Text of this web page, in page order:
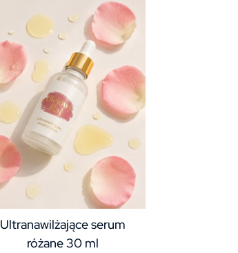
Ultranawilżające serum
różane 30 ml